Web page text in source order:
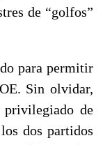
de “golfos”
para permitir
Sin olvidar,
privilegiado de
dos partidos